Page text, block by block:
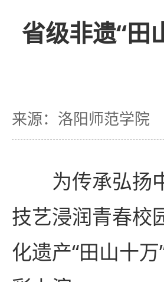
省级非遗“田
来源：洛阳师范学院
为传承弘扬
技艺浸润青春校
化遗产“田山十